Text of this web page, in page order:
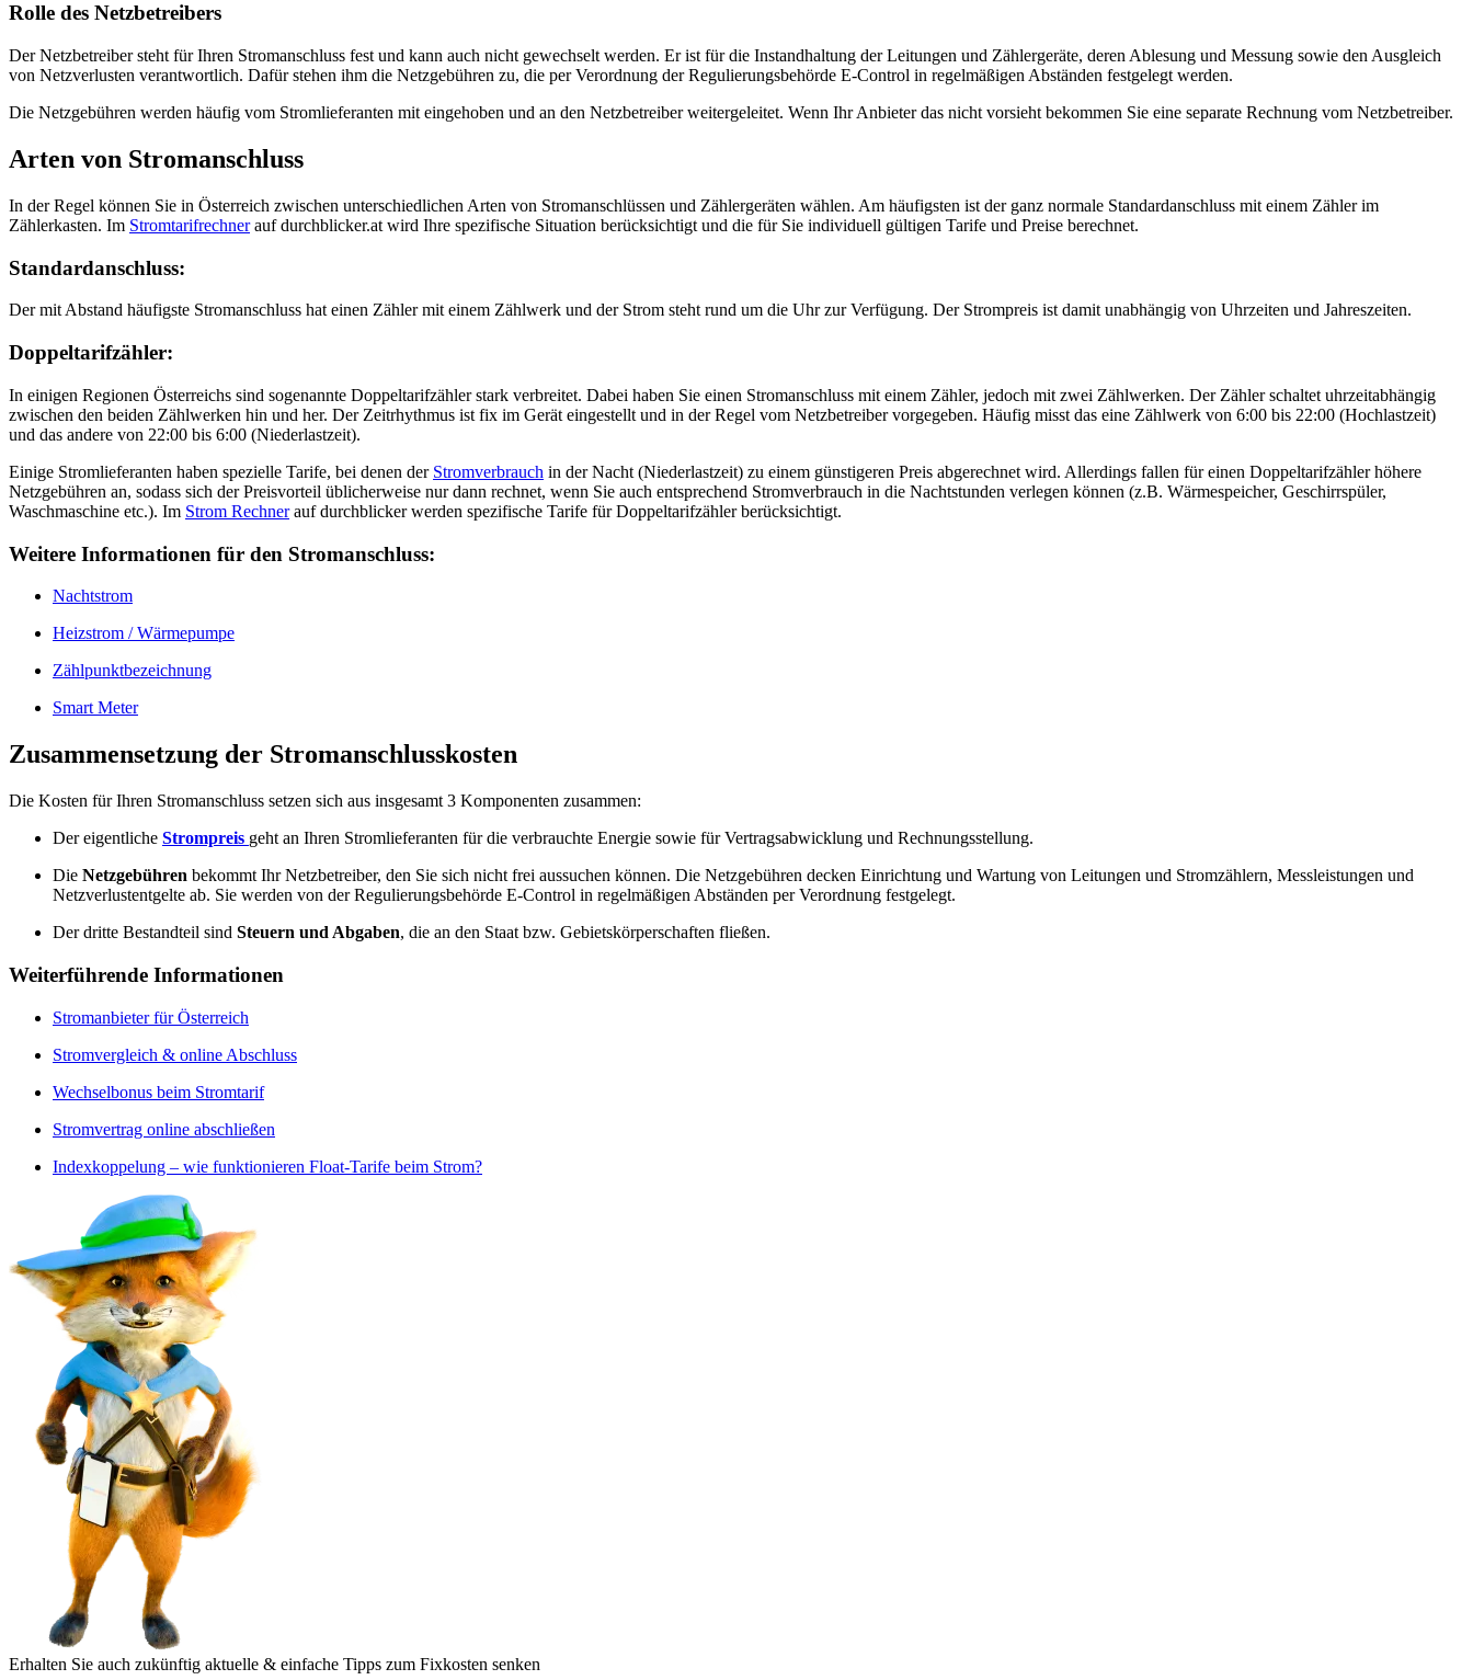
Rolle des Netzbetreibers
Der Netzbetreiber steht für Ihren Stromanschluss fest und kann auch nicht gewechselt werden. Er ist für die Instandhaltung der Leitungen und Zählergeräte, deren Ablesung und Messung sowie den Ausgleich
von Netzverlusten verantwortlich. Dafür stehen ihm die Netzgebühren zu, die per Verordnung der Regulierungsbehörde E-Control in regelmäßigen Abständen festgelegt werden.
Die Netzgebühren werden häufig vom Stromlieferanten mit eingehoben und an den Netzbetreiber weitergeleitet. Wenn Ihr Anbieter das nicht vorsieht bekommen Sie eine separate Rechnung vom Netzbetreiber.
Arten von Stromanschluss
In der Regel können Sie in Österreich zwischen unterschiedlichen Arten von Stromanschlüssen und Zählergeräten wählen. Am häufigsten ist der ganz normale Standardanschluss mit einem Zähler im
Zählerkasten. Im Stromtarifrechnerauf durchblicker.at wird Ihre spezifische Situation berücksichtigt und die für Sie individuell gültigen Tarife und Preise berechnet.
Standardanschluss:
Der mit Abstand häufigste Stromanschluss hat einen Zähler mit einem Zählwerk und der Strom steht rund um die Uhr zur Verfügung. Der Strompreis ist damit unabhängig von Uhrzeiten und Jahreszeiten.
Doppeltarifzähler:
In einigen Regionen Österreichs sind sogenannte Doppeltarifzähler stark verbreitet. Dabei haben Sie einen Stromanschluss mit einem Zähler, jedoch mit zwei Zählwerken. Der Zähler schaltet uhrzeitabhängig
zwischen den beiden Zählwerken hin und her. Der Zeitrhythmus ist fix im Gerät eingestellt und in der Regel vom Netzbetreiber vorgegeben. Häufig misst das eine Zählwerk von 6:00 bis 22:00 (Hochlastzeit)
und das andere von 22:00 bis 6:00 (Niederlastzeit).
Einige Stromlieferanten haben spezielle Tarife, bei denen der Stromverbrauch in der Nacht (Niederlastzeit) zu einem günstigeren Preis abgerechnet wird. Allerdings fallen für einen Doppeltarifzähler höhere
Netzgebühren an, sodass sich der Preisvorteil üblicherweise nur dann rechnet, wenn Sie auch entsprechend Stromverbrauch in die Nachtstunden verlegen können (z.B. Wärmespeicher, Geschirrspüler,
Waschmaschine etc.). Im Strom Rechnerauf durchblicker werden spezifische Tarife für Doppeltarifzähler berücksichtigt.
Weitere Informationen für den Stromanschluss:
Nachtstrom
Heizstrom / Wärmepumpe
Zählpunktbezeichnung
Smart Meter
Zusammensetzung der Stromanschlusskosten
Die Kosten für Ihren Stromanschluss setzen sich aus insgesamt 3 Komponenten zusammen:
Der eigentliche Strompreis geht an Ihren Stromlieferanten für die verbrauchte Energie sowie für Vertragsabwicklung und Rechnungsstellung.
Die Netzgebühren bekommt Ihr Netzbetreiber, den Sie sich nicht frei aussuchen können. Die Netzgebühren decken Einrichtung und Wartung von Leitungen und Stromzählern, Messleistungen und
Netzverlustentgelte ab. Sie werden von der Regulierungsbehörde E-Control in regelmäßigen Abständen per Verordnung festgelegt.
Der dritte Bestandteil sind Steuern und Abgaben, die an den Staat bzw. Gebietskörperschaften fließen.
Weiterführende Informationen
Stromanbieter für Österreich
Stromvergleich & online Abschluss
Wechselbonus beim Stromtarif
Stromvertrag online abschließen
Indexkoppelung – wie funktionieren Float-Tarife beim Strom?
Erhalten Sie auch zukünftig aktuelle & einfache Tipps zum Fixkosten senken